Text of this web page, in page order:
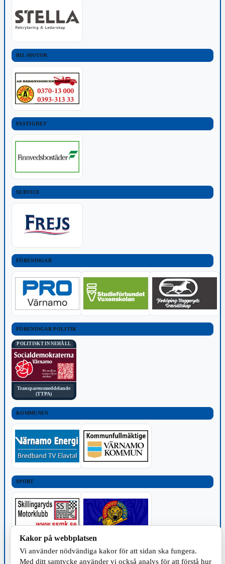
BIL-MOTOR
FASTIGHET
SERVICE
FÖRENINGAR
FÖRENINGAR POLITIK
POLITISKT INNEHÅLL
Transparensmeddelande
(TTPA)
KOMMUNEN
SPORT
TILLVERKNING
Kakor på webbplatsen
Vi använder nödvändiga kakor för att sidan ska fungera.
Med ditt samtycke använder vi också analys för att förstå hur